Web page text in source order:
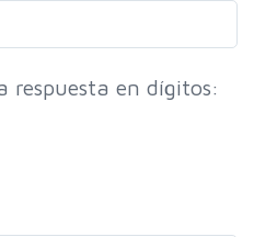
respuesta en dígitos: